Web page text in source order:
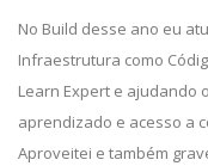
No Build desse ano eu
Infraestrutura como
Learn Expert e ajudando
aprendizado e acesso a
Aproveitei e também